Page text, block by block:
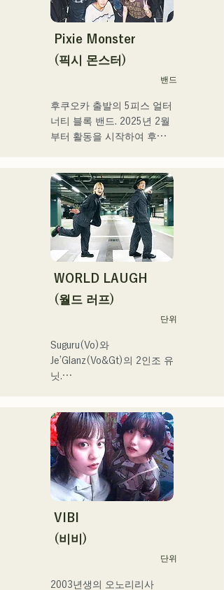
있다. 그 악곡을 지원하도록
멤버의 개성이 살려 그 소리
도 부드럽게 따뜻하다.
하우스와 야외 이벤트 등에
출연 중. 또 SNS에서의 동영
하고 있다.
Pixie Monster
(픽시 몬스터)
밴드
후쿠오카 출발의 5피스 얼터
너티 블록 밴드. 2025년 2월
부터 활동을 시작하여 후쿠
로움이나 갈등에 다가가는
가사, 귀에 남는 기타 리프를
의식해, 듣는 사람의 마음에
새겨지는 듯한 사운드 만들
기를 목표로 하고 있다.
WORLD LAUGH
(월드 러프)
단위
Suguru(Vo)와
Je’Glanz(Vo&Gt)의 2인조 유
닛.
정력적으로 활동 중.
SNS 동영상 총 재생수 350
만회 재생 넘어, SNS총 팔로
워 11.9만명 돌파!
또한 2024 년 제 106 회 전
국 고등학교 야구 선수권 대
회
J:COM 후쿠오카•구마모토•
시모노세키의 테마송 등에도
발탁되어 향후가 큰 주목의
VIBI
(비비)
단위
2003년생의 오노리리사